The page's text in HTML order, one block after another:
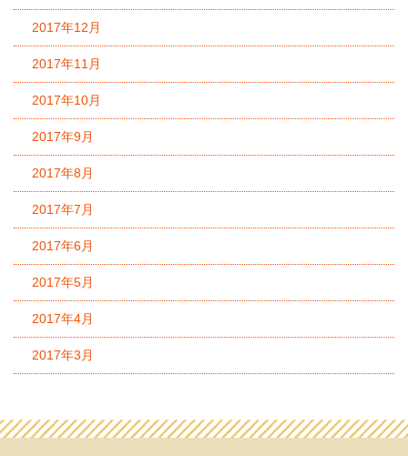
2017年12月
2017年11月
2017年10月
2017年9月
2017年8月
2017年7月
2017年6月
2017年5月
2017年4月
2017年3月